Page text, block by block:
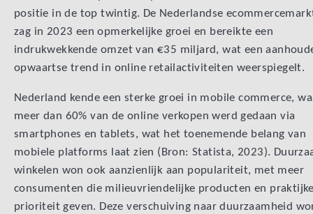
positie in de top twintig. De Nederlandse
zag in 2023 een opmerkelijke groei en bereikte een
indrukwekkende omzet van €35 miljard, wat een
opwaartse trend in online retailactiviteiten weerspiegelt.
Nederland kende een sterke groei in mobile commerce,
meer dan 60% van de online verkopen werd gedaan via
smartphones en tablets, wat het toenemende belang van
mobiele platforms laat zien (Bron: Statista, 2023).
winkelen won ook aanzienlijk aan populariteit, met meer
consumenten die milieuvriendelijke producten en
prioriteit geven. Deze verschuiving naar duurzaamheid